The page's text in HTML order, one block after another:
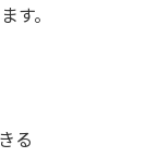
す。
る